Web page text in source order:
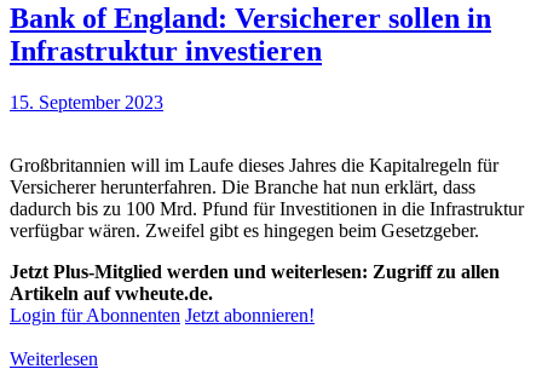
Bank of England: Versicherer sollen in
Infrastruktur investieren
15. September 2023
Großbritannien will im Laufe dieses Jahres die Kapitalregeln für
Versicherer herunterfahren. Die Branche hat nun erklärt, dass
dadurch bis zu 100 Mrd. Pfund für Investitionen in die Infrastruktur
verfügbar wären. Zweifel gibt es hingegen beim Gesetzgeber.
Jetzt Plus-Mitglied werden und weiterlesen: Zugriff zu allen
Artikeln auf vwheute.de.
Login für Abonnenten Jetzt abonnieren!
Weiterlesen